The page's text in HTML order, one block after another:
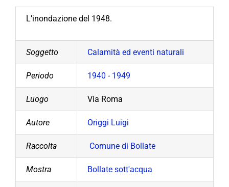
L’inondazione del 1948.
Soggetto Calamità ed eventi naturali
Periodo 1940 - 1949
Luogo Via Roma
Autore Origgi Luigi
Raccolta Comune di Bollate
Mostra Bollate sott'acqua